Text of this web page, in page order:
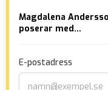
Magdalena
poserar med
E-postadress